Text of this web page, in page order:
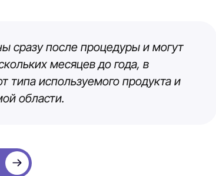
сразу после процедуры и могут
месяцев до года, в
типа используемого продукта и
области.